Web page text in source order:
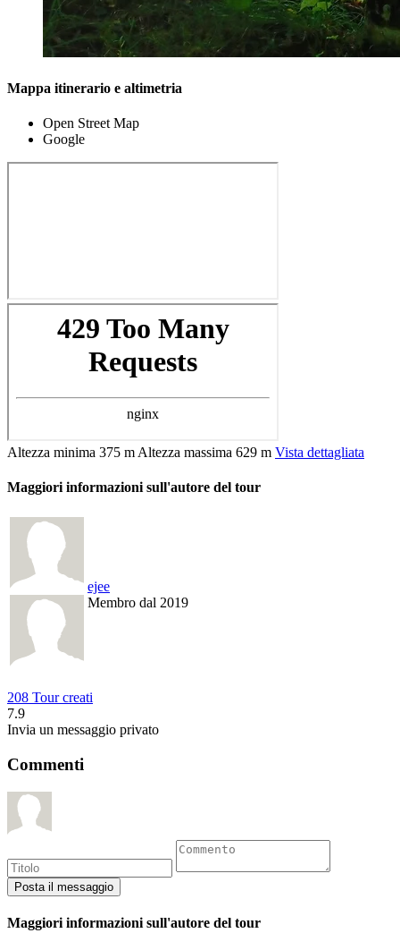
Mappa itinerario e altimetria
Open Street Map
Google
Altezza minima 375 m Altezza massima 629 m Vista dettagliata
Maggiori informazioni sull'autore del tour
ejee
Membro dal 2019
208 Tour creati
7.9
Invia un messaggio privato
Commenti
Maggiori informazioni sull'autore del tour